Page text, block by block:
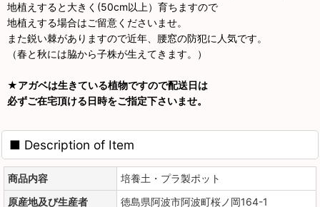
地植えすると大きく(50cm以上）育ちますので
地植えする場合はご留意くださいませ。
また鋭い棘がありますので近年、腰窓の防犯に人気です。
（春と秋には脇から子株が生えてきます。）
★アガベは生きている植物ですので配送日は
必ずご在宅頂ける日時をご指定下さいませ。
■ Description of Item
商品内容
培養土・プラ製ポット
原産地及び生産者
徳島県阿波市阿波町桜ノ岡164-1